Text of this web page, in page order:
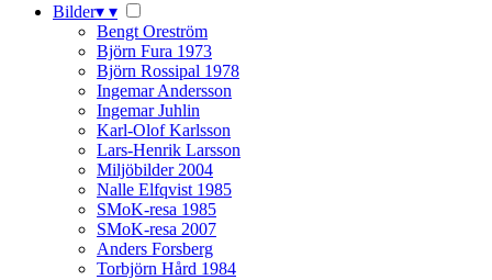
Bilder▾ ▾
Bengt Oreström
Björn Fura 1973
Björn Rossipal 1978
Ingemar Andersson
Ingemar Juhlin
Karl-Olof Karlsson
Lars-Henrik Larsson
Miljöbilder 2004
Nalle Elfqvist 1985
SMoK-resa 1985
SMoK-resa 2007
Anders Forsberg
Torbjörn Hård 1984